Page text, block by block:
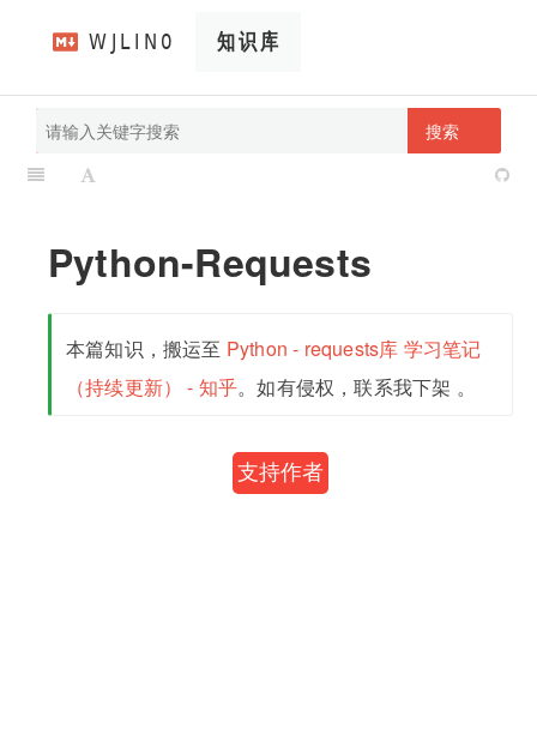
搜索
Python-Requests
本篇知识，搬运至 Python - requests库 学习笔记
（持续更新） - 知乎。如有侵权，联系我下架 。
支持作者